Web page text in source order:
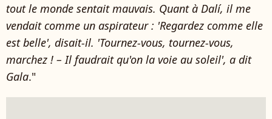
tout le monde sentait mauvais. Quant à Dalí, il me
vendait comme un aspirateur : 'Regardez comme elle
est belle', disait-il. 'Tournez-vous, tournez-vous,
marchez ! – Il faudrait qu'on la voie au soleil', a dit
Gala."